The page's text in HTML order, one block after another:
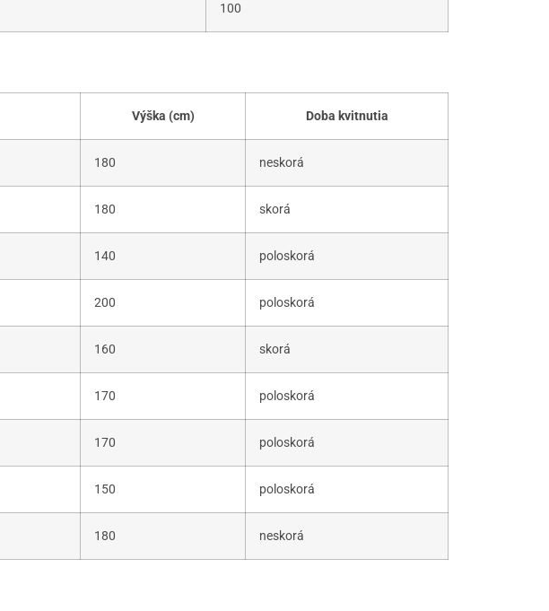
100
Výška (cm) Doba kvitnutia
180 neskorá
180 skorá
140 poloskorá
200 poloskorá
160 skorá
170 poloskorá
170 poloskorá
150 poloskorá
180 neskorá